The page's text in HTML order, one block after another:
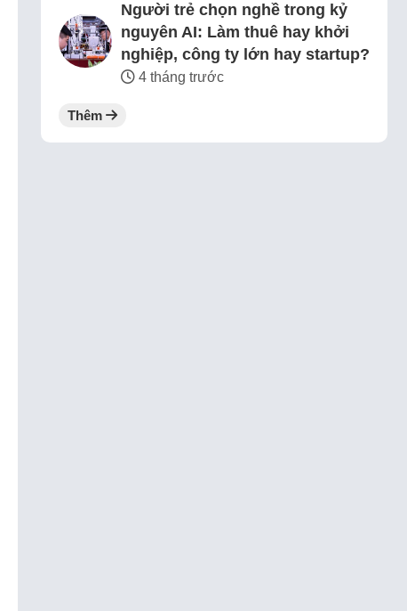
Người trẻ chọn nghề trong kỷ
nguyên AI: Làm thuê hay khởi
nghiệp, công ty lớn hay startup?
4 tháng trước
Thêm